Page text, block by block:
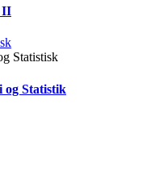
II
Statistisk
og Statistik